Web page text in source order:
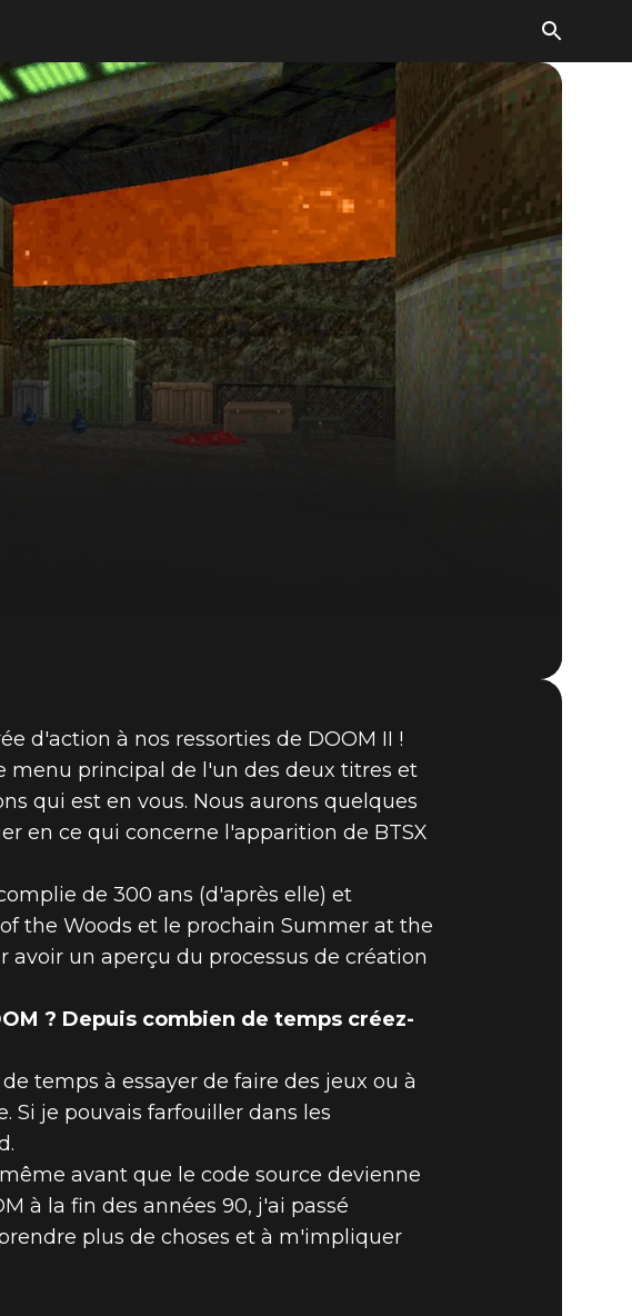
DOOM® Eternal
DE MODS
d'action à nos ressorties de DOOM II !
menu principal de l'un des deux titres et
qui est en vous. Nous aurons quelques
en ce qui concerne l'apparition de BTSX
de 300 ans (d'après elle) et
the Woods et le prochain Summer at the
avoir un aperçu du processus de création
? Depuis combien de temps créez-
temps à essayer de faire des jeux ou à
Si je pouvais farfouiller dans les
avant que le code source devienne
à la fin des années 90, j'ai passé
plus de choses et à m'impliquer